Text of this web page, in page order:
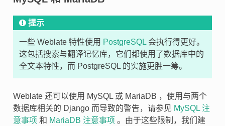
提示
一些 Weblate 特性使用 PostgreSQL会执行得更好。
这包括搜索与翻译记忆库，它们都使用了数据库中的
全文本特性，而 PostgreSQL 的实施更胜一筹。
Weblate 还可以使用 MySQL 或 MariaDB ，使用与两个
数据库相关的 Django 而导致的警告，请参见 MySQL 注
意事项 和 MariaDB 注意事项 。由于这些限制，我们建